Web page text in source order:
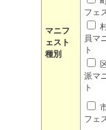
マニフ
ェスト
種別
フェ
員マ
ト
派マ
ト
フェ